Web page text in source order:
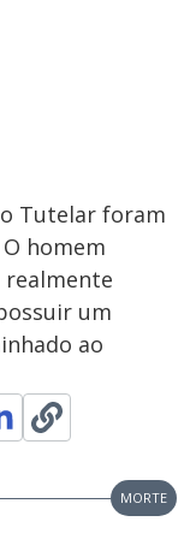
Tutelar foram
homem
um
ao
MORTE